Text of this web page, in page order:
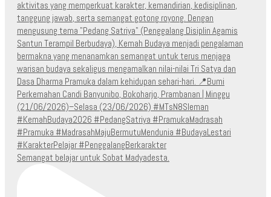
Semangat belajar untuk Sobat Madyadesta.